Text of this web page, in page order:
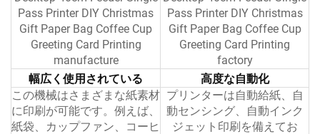
幅広く使用されている
高度な自動化
この機械はさまざまな紙素材
に印刷が可能です。例えば、
紙袋、カップファン、コーヒ
プリンターは自動給紙、自
動センシング、自動インク
ジェット印刷を備えてお